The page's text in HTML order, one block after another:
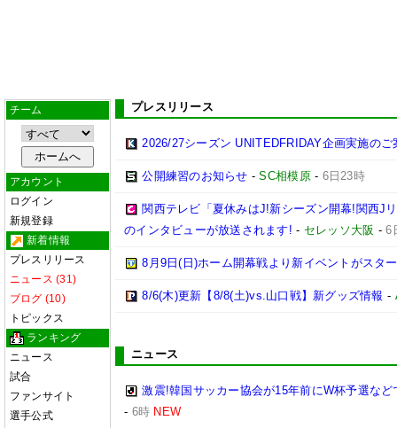
チーム
アカウント
ログイン
新規登録
新着情報
プレスリリース
ニュース (31)
ブログ (10)
トピックス
ランキング
ニュース
試合
ファンサイト
選手公式
プレスリリース
2026/27シーズン UNITEDFRIDAY企画実施のご
公開練習のお知らせ -SC相模原- 6日23時
関西テレビ「夏休みはJ!新シーズン開幕!関西J
のインタビューが放送されます! - セレッソ大阪 -6
8月9日(日)ホーム開幕戦より新イベントがスタ
8/6(木)更新【8/8(土)vs.山口戦】新グッズ情報 -
ニュース
激震!韓国サッカー協会が15年前にW杯予選な
- 6時 NEW